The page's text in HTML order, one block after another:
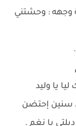
وجهه : وحشتني
يا وليد
سنين إحتضن
يا نغم .